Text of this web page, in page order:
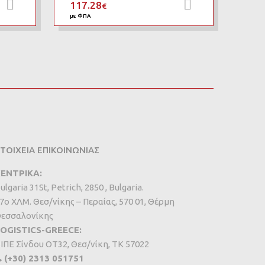
Προσθήκη στο καλάθι
117.28€
με ΦΠΑ
ΕΠΙΚΟΙΝΩΝΙΑΣ
31St, Petrich, 2850 , Bulgaria.
ΧΛΜ. Θεσ/νίκης – Περαίας, 570 01, Θέρμη
GREECE:
Σίνδου ΟΤ32, Θεσ/νίκη, ΤΚ 57022
(+30) 2313 051751